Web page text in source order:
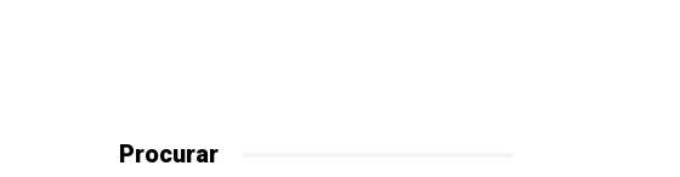
Procurar